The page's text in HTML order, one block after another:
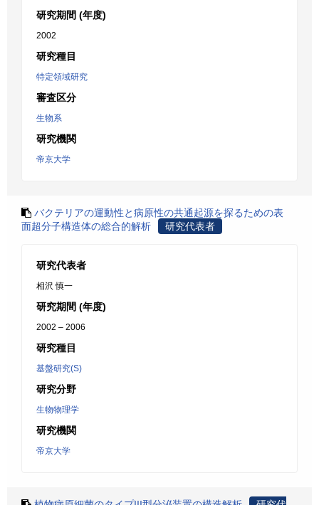
研究期間 (年度)
2002
研究種目
特定領域研究
審査区分
生物系
研究機関
帝京大学
バクテリアの運動性と病原性の共通起源を探るための表
面超分子構造体の総合的解析
研究代表者
研究代表者
相沢 慎一
研究期間 (年度)
2002 – 2006
研究種目
基盤研究(S)
研究分野
生物物理学
研究機関
帝京大学